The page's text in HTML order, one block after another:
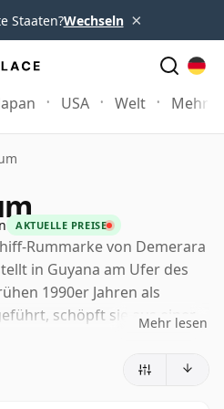
Staaten?Wechseln ×
USA Welt Mehr
AKTUELLE PREISE
Rummarke von Demerara
in Guyana am Ufer des
1990er Jahren als
schöpft sie aus einer
der
Mehr lesen